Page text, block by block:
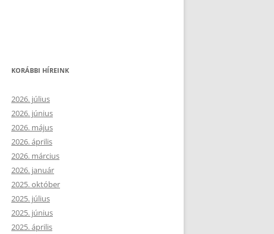
KORÁBBI HÍREINK
2026. július
2026. június
2026. május
2026. április
2026. március
2026. január
2025. október
2025. július
2025. június
2025. április